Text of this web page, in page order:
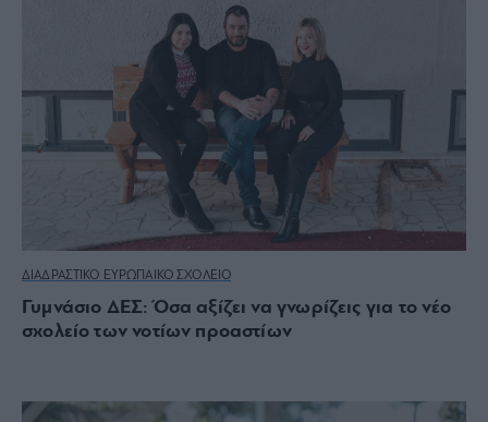
ΔΙΑΔΡΑΣΤΙΚΟ ΕΥΡΩΠΑΙΚΟ ΣΧΟΛΕΙΟ
Γυμνάσιο ΔΕΣ: Όσα αξίζει να γνωρίζεις για το νέο
σχολείο των νοτίων προαστίων